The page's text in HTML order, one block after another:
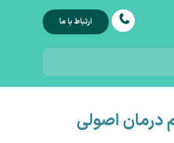
ارتباط با ما
درمان اصولی